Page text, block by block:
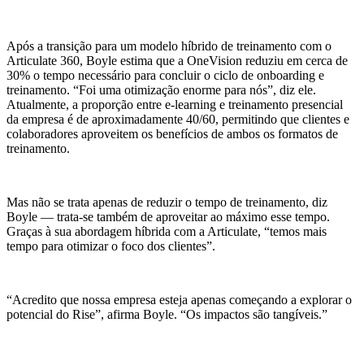
Após a transição para um modelo híbrido de treinamento com o
Articulate 360, Boyle estima que a OneVision reduziu em cerca de
30% o tempo necessário para concluir o ciclo de onboarding e
treinamento. “Foi uma otimização enorme para nós”, diz ele.
Atualmente, a proporção entre e-learning e treinamento presencial
da empresa é de aproximadamente 40/60, permitindo que clientes e
colaboradores aproveitem os benefícios de ambos os formatos de
treinamento.
Mas não se trata apenas de reduzir o tempo de treinamento, diz
Boyle — trata-se também de aproveitar ao máximo esse tempo.
Graças à sua abordagem híbrida com a Articulate, “temos mais
tempo para otimizar o foco dos clientes”.
“Acredito que nossa empresa esteja apenas começando a explorar o
potencial do Rise”, afirma Boyle. “Os impactos são tangíveis.”